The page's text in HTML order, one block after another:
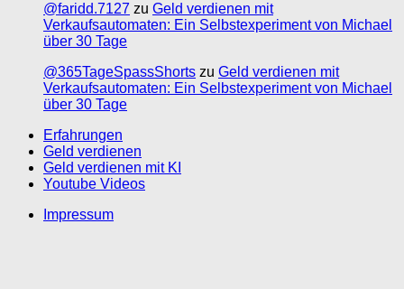
@faridd.7127 zu Geld verdienen mit
Verkaufsautomaten: Ein Selbstexperiment von Michael
über 30 Tage
@365TageSpassShorts zu Geld verdienen mit
Verkaufsautomaten: Ein Selbstexperiment von Michael
über 30 Tage
Erfahrungen
Geld verdienen
Geld verdienen mit KI
Youtube Videos
Impressum